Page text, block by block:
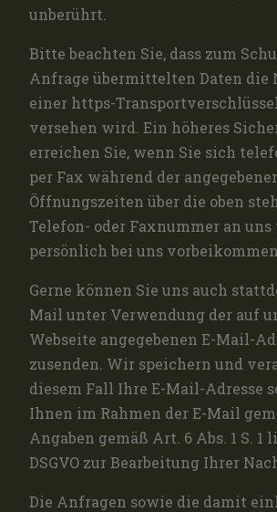
unberührt.
Bitte beachten Sie, dass zum
Anfrage übermittelten Daten
einer https-
versehen wird. Ein höheres
erreichen Sie, wenn Sie sich
per Fax während der
Öffnungszeiten über die oben
Telefon- oder Faxnummer an uns
persönlich bei uns vorbeikommen.
Gerne können Sie uns auch
Mail unter Verwendung der auf
Webseite angegebenen E-Mail-
zusenden. Wir speichern und
diesem Fall Ihre E-Mail-Adresse
Ihnen im Rahmen der E-Mail
Angaben gemäß Art. 6 Abs. 1 S. 1
DSGVO zur Bearbeitung Ihrer
Die Anfragen sowie die damit